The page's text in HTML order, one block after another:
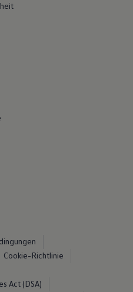
Cookie-Richtlinie
Act (DSA)